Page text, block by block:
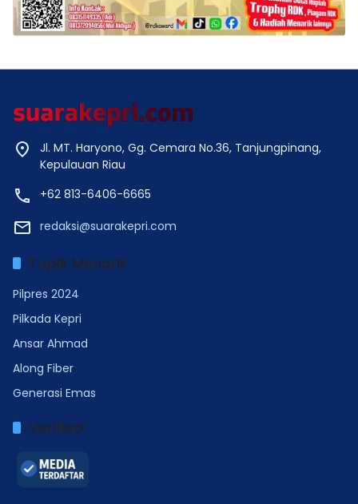
Jl. MT. Haryono, Gg. Cemara No.36, Tanjungpinang,
Kepulauan Riau
+62 813-6406-6665
redaksi@suarakepri.com
Topik Menarik
Pilpres 2024
Pilkada Kepri
Ansar Ahmad
Along Fiber
Generasi Emas
Verified